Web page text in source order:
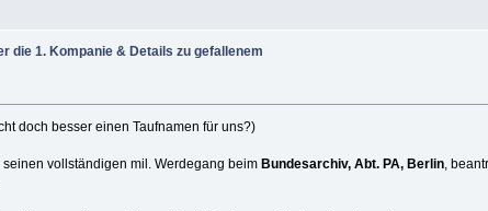
die 1. Kompanie & Details zu gefallenem
doch besser einen Taufnamen für uns?)
vollständigen mil. Werdegang beim Bundesarchiv, Abt. PA, Berlin,